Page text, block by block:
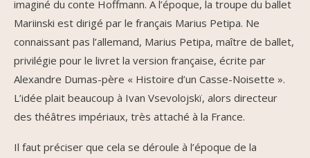
imaginé du conte Hoffmann. A l’époque, la troupe du ballet
Mariinski est dirigé par le français Marius Petipa. Ne
connaissant pas l’allemand, Marius Petipa, maître de ballet,
privilégie pour le livret la version française, écrite par
Alexandre Dumas-père « Histoire d’un Casse-Noisette ».
L’idée plait beaucoup à Ivan Vsevolojskï, alors directeur
des théâtres impériaux, très attaché à la France.
Il faut préciser que cela se déroule à l’époque de la